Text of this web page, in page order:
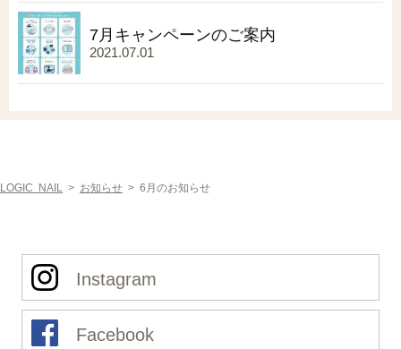
7月キャンペーンのご案内
2021.07.01
LOGIC NAIL > お知らせ > 6月のお知らせ
Instagram
Facebook